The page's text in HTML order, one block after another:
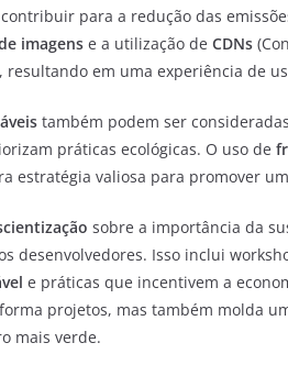
para a redução das
imagens e a utilização de CDNs
em uma experiência de
também podem ser
práticas ecológicas. O uso de
estratégia valiosa para promover
sobre a importância da
desenvolvedores. Isso inclui
e práticas que incentivem a
projetos, mas também molda
mais verde.